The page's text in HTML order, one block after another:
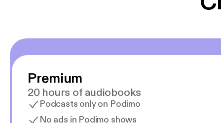
Premium
20 hours of audiobooks
Podcasts only on Podimo
No ads in Podimo shows